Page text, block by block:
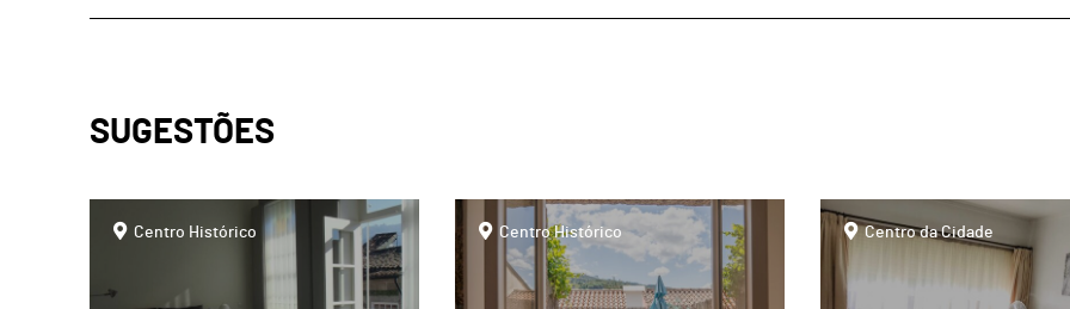
SUGESTÕES
pageCentro Histórico pageCentro Histórico pageCentro da Cidade